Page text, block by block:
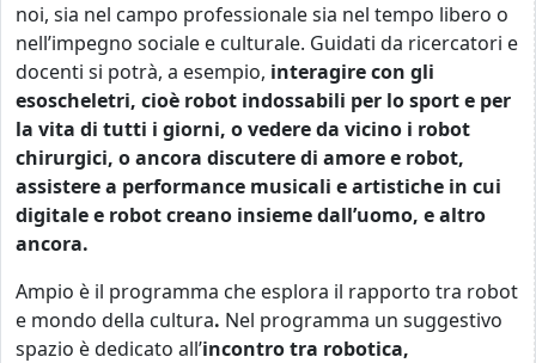
noi, sia nel campo professionale sia nel tempo libero o
nell’impegno sociale e culturale. Guidati da ricercatori e
docenti si potrà, a esempio, interagire con gli
esoscheletri, cioè robot indossabili per lo sport e per
la vita di tutti i giorni, o vedere da vicino i robot
chirurgici, o ancora discutere di amore e robot,
assistere a performance musicali e artistiche in cui
digitale e robot creano insieme dall’uomo, e altro
ancora.
Ampio è il programma che esplora il rapporto tra robot
e mondo della cultura. Nel programma un suggestivo
spazio è dedicato all’incontro tra robotica,